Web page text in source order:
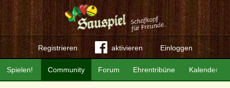
Registrieren aktivieren Einloggen
Community Forum Ehrentribüne Kalender
Spielen!